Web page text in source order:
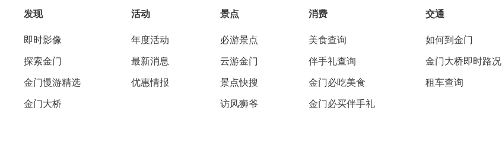
发现
即时影像
探索金门
金门慢游精选
金门大桥
活动
年度活动
最新消息
优惠情报
景点
必游景点
云游金门
景点快搜
访风狮爷
消费
美食查询
伴手礼查询
金门必吃美食
金门必买伴手礼
交通
如何到金门
金门大桥即时路况
租车查询